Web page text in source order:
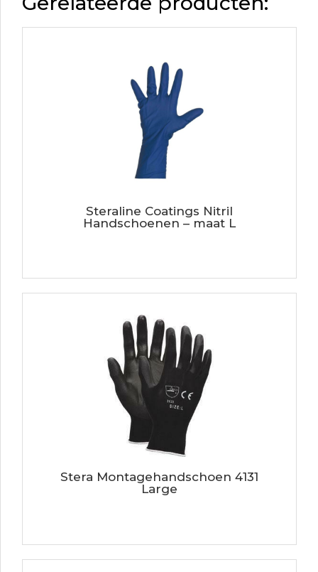
Steraline Coatings Nitril
Handschoenen – maat L
Stera Montagehandschoen 4131
Large